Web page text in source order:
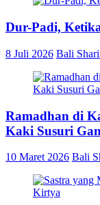
Dur-Padi,
8 Juli 2026 Bali
Ramadhan di
Kaki Susuri
10 Maret 2026 Bali